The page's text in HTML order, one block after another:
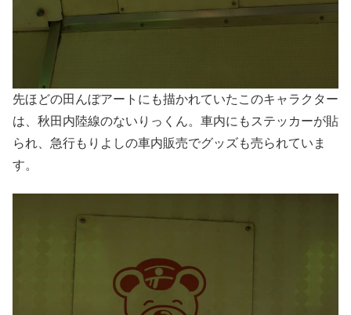
先ほどの田んぼアートにも描かれていたこのキャラクター
は、秋田内陸線のないりっくん。車内にもステッカーが貼
られ、急行もりよしの車内販売でグッズも売られていま
す。